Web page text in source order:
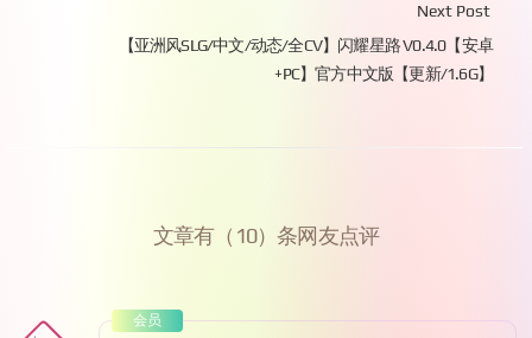
Next Post
【亚洲风SLG/中文/动态/全CV】闪耀星路 V0.4.0【安卓
+PC】官方中文版【更新/1.6G】
文章有（10）条网友点评
会员